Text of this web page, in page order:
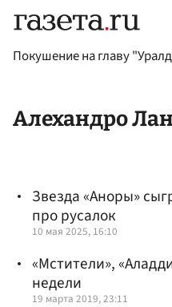
Покушение на главу
Алехандро
Звезда «Аноры»
про русалок
10 мая 2025, 16:10
«Мстители»,
недели
19 марта 2019, 23:11